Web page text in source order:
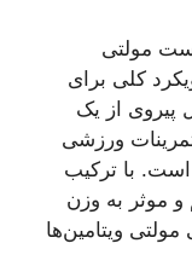
مولتی
کلی برای
پیروی از یک
ورزشی
با ترکیب
موثر به وزن
ویتامین‌ها